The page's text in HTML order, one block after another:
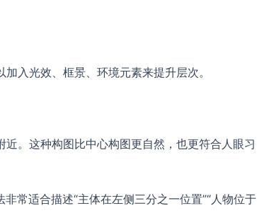
入光效、框景、环境元素来提升层次。
。这种构图比中心构图更自然，也更符合人眼习
常适合描述“主体在左侧三分之一位置”“人物位于